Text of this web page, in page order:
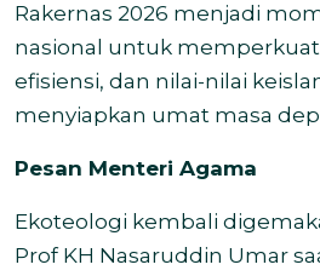
Rakernas 2026 menjadi
nasional untuk memperkuat
efisiensi, dan nilai-nilai
menyiapkan umat masa
Pesan Menteri Agama
Ekoteologi kembali
Prof KH Nasaruddin Umar